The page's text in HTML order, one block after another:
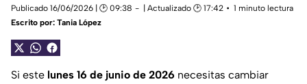
Publicado 16/06/2026 | 🕑 09:38 | Actualizado 🕑 17:42
1 minuto lectura
Escrito por: Tania López
Si este lunes 16 de junio de 2026 necesitas cambiar